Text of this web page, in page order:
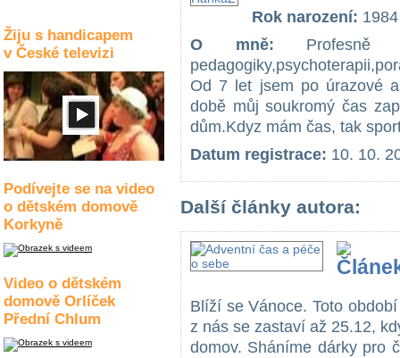
Žiju s handicapem
v České televizi
Podívejte se na video
o dětském domově
Korkyně
Video o dětském
domově Orlíček
Přední Chlum
Rok narození: 1984
O mně: Profesně
Od 7 let jsem po úrazové
době můj soukromý čas
dům.Kdyz mám čas, tak
Datum registrace: 10. 10.
Další články autora:
Blíží se Vánoce. Toto
z nás se zastaví až 25.12,
domov. Sháníme dárky pro